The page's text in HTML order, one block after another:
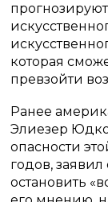
которая
превзойти
Ранее
Элиезер
опасности
годов,
остановить